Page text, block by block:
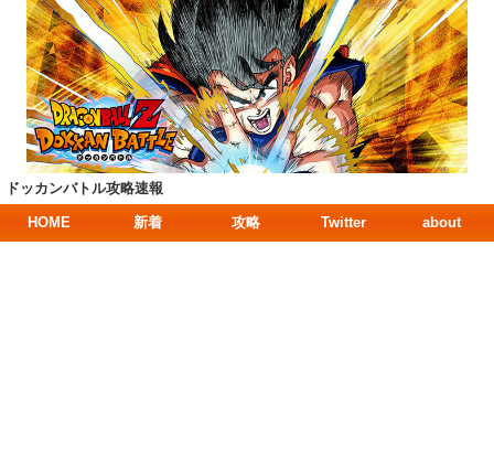
ドッカンバトル攻略速報
HOME 新着 攻略 Twitter about